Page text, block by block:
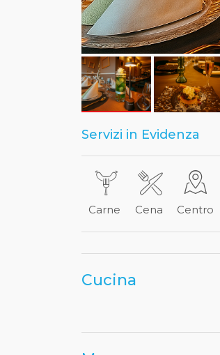
Servizi in Evidenza
Carne Cena Centro
Cucina